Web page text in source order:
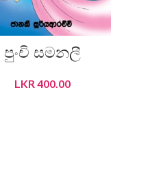
පුංචි සමනලී
LKR400.00